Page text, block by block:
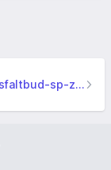
aplikuj.pl/pracodawca/340718/asfaltbud-sp-z-o-o-